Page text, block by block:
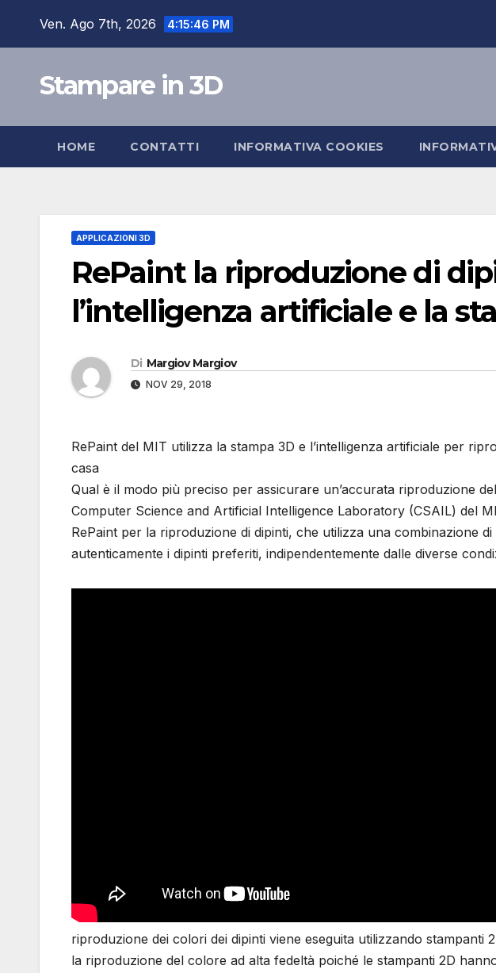
Ven. Ago 7th, 2026 4:15:47 PM
Stampare in 3D
HOME CONTATTI INFORMATIVA COOKIES
APPLICAZIONI 3D
RePaint la riproduzione di
l’intelligenza artificiale e la
Di Margiov Margiov
NOV 29, 2018
RePaint del MIT utilizza la stampa 3D e l’intelligenza artificiale per
casa
Qual è il modo più preciso per assicurare un’accurata riproduzione
Computer Science and Artificial Intelligence Laboratory (CSAIL) del
RePaint per la riproduzione di dipinti, che utilizza una combinazione
autenticamente i dipinti preferiti, indipendentemente dalle diverse
riproduzione dei colori dei dipinti viene eseguita utilizzando stampanti
la riproduzione del colore ad alta fedeltà poiché le stampanti 2D